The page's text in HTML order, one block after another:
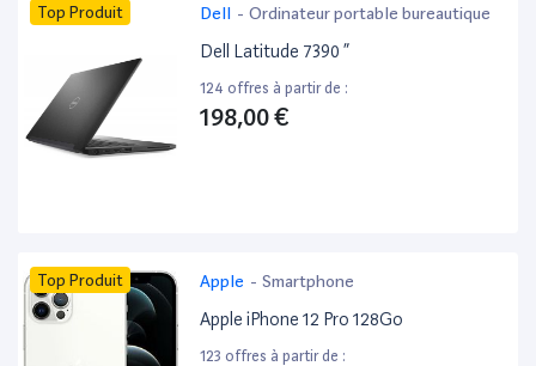
Top Produit Dell - Ordinateur portable bureautique
Dell Latitude 7390 ”
124 offres à partir de :
198,00 €
Top Produit Apple - Smartphone
Apple iPhone 12 Pro 128Go
123 offres à partir de :